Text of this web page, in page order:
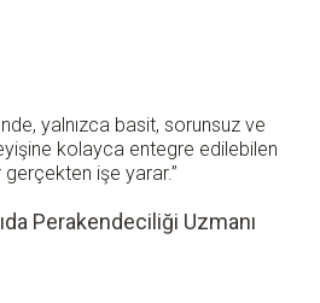
yalnızca basit, sorunsuz ve
kolayca entegre edilebilen
işe yarar.”
Perakendeciliği Uzmanı